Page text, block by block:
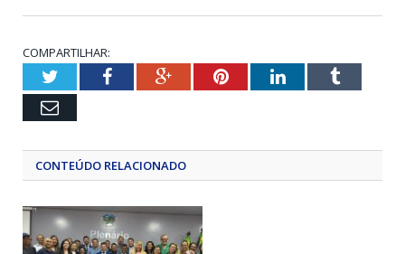
COMPARTILHAR:
TwitterFacebookGoogle+PinterestLinkedInTumblr
Email
CONTEÚDO RELACIONADO